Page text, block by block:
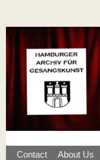
Contact About Us